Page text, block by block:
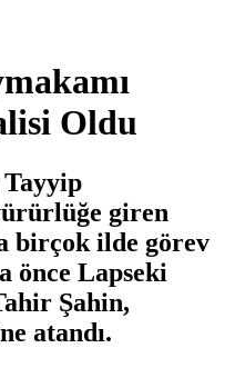
Oldu
Tayyip
giren
birçok ilde görev
önce Lapseki
Şahin,
atandı.